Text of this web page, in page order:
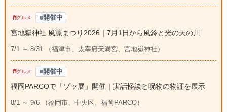
グルメ 開催中
宮地嶽神社 風凛まつり2026｜7月1日から風鈴と光の天の川
7/1 ～ 8/31 （福津市、太宰府天満宮、宮地嶽神社）
グルメ 開催中
福岡PARCOで「ゾッ展」開催｜実話怪談と呪物の物証を展示
8/1 ～ 9/6 （福岡市、中央区、福岡PARCO）